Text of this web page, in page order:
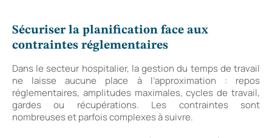
Sécuriser la planification face aux
contraintes réglementaires
Dans le secteur hospitalier, la gestion du temps de travail
ne laisse aucune place à l’approximation : repos
réglementaires, amplitudes maximales, cycles de travail,
gardes ou récupérations. Les contraintes sont
nombreuses et parfois complexes à suivre.